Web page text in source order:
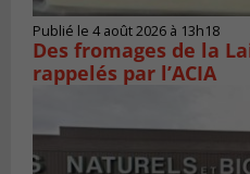
Publié le 4 août 2026 à 13h18
Des fromages de la
rappelés par l’ACIA